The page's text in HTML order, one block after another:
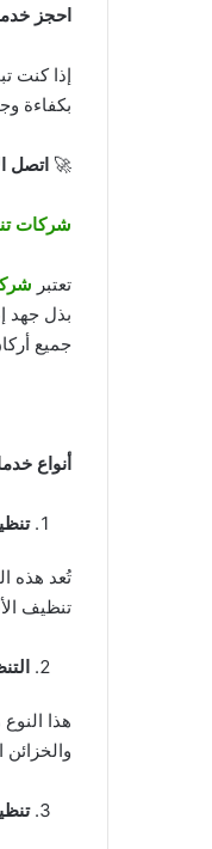
احجز
إذا كنت
بكفاءة
🚀 اتصل
شركات
تعتبر
بذل جهد
جميع
أنواع
تُعد هذه
تنظيف
هذا